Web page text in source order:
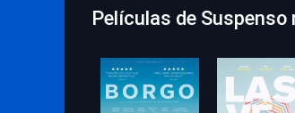
Películas de